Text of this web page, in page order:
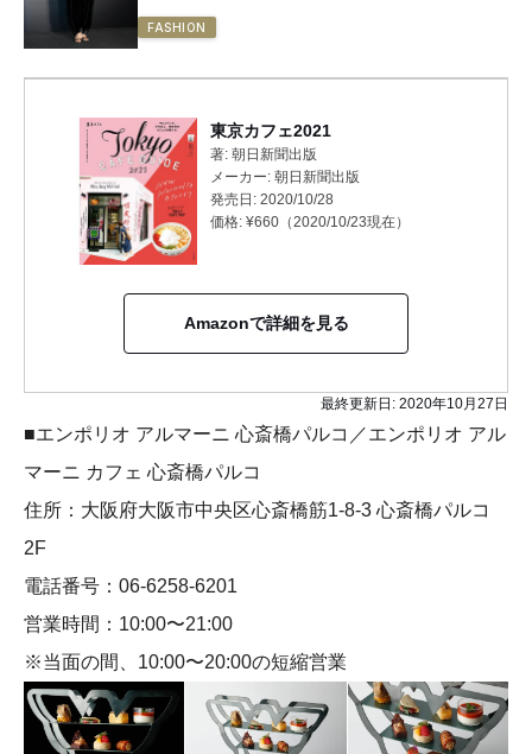
FASHION
東京カフェ2021
著: 朝日新聞出版
メーカー: 朝日新聞出版
発売日: 2020/10/28
価格: ¥660（2020/10/23現在）
Amazonで詳細を見る
最終更新日: 2020年10月27日
■エンポリオ アルマーニ 心斎橋パルコ／エンポリオ アル
マーニ カフェ 心斎橋パルコ
住所：大阪府大阪市中央区心斎橋筋1-8-3 心斎橋パルコ
2F
電話番号：06-6258-6201
営業時間：10:00〜21:00
※当面の間、10:00〜20:00の短縮営業